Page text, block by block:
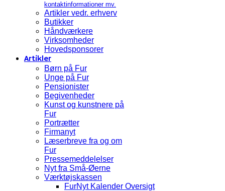
kontaktinformationer mv.
Artikler vedr. erhverv
Butikker
Håndværkere
Virksomheder
Hovedsponsorer
Artikler
Børn på Fur
Unge på Fur
Pensionister
Begivenheder
Kunst og kunstnere på
Fur
Portrætter
Firmanyt
Læserbreve fra og om
Fur
Pressemeddelelser
Nyt fra Små-Øerne
Værktøjskassen
FurNyt Kalender Oversigt